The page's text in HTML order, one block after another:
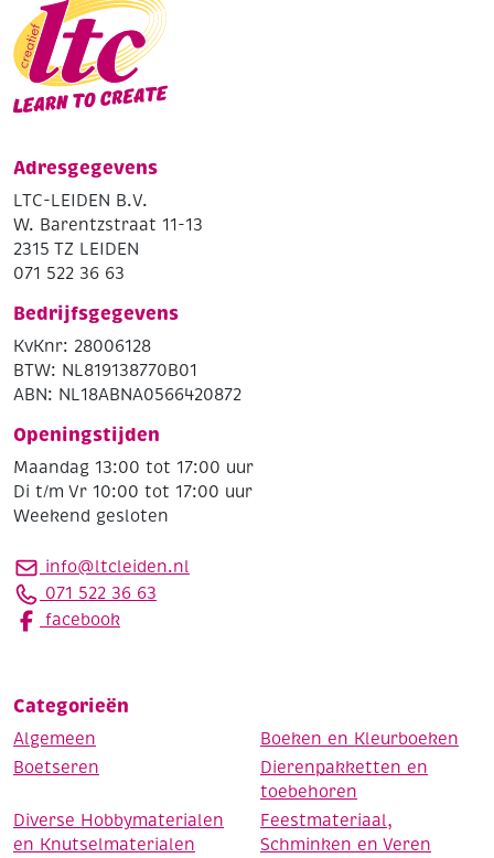
Adresgegevens
LTC-LEIDEN B.V.
W. Barentzstraat 11-13
2315 TZ LEIDEN
071 522 36 63
Bedrijfsgegevens
KvKnr: 28006128
BTW: NL819138770B01
ABN: NL18ABNA0566420872
Openingstijden
Maandag 13:00 tot 17:00 uur
Di t/m Vr 10:00 tot 17:00 uur
Weekend gesloten
info@ltcleiden.nl
071 522 36 63
facebook
Categorieën
Algemeen
Boeken en Kleurboeken
Boetseren
Dierenpakketten en
toebehoren
Diverse Hobbymaterialen
en Knutselmaterialen
Feestmateriaal,
Schminken en Veren